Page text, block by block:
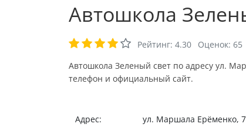
Автошкола
Рейтинг: 4.30 Оценок: 65
Автошкола Зеленый свет по адресу ул.
телефон и официальный сайт.
Адрес: ул. Маршала Ерёменко,